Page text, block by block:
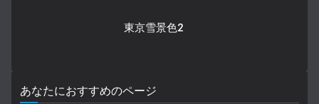
東京雪景色2
あなたにおすすめのページ